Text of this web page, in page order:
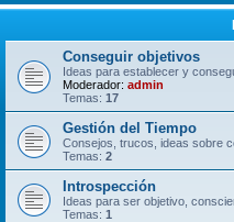
Conseguir objetivos
Ideas para establecer y
Moderador: admin
Temas: 17
Gestión del Tiempo
Consejos, trucos, ideas sobre
Temas: 2
Introspección
Ideas para ser objetivo,
Temas: 1